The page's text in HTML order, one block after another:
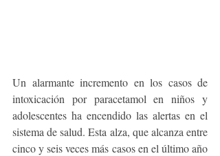
Un alarmante incremento en los casos de
intoxicación por paracetamol en niños y
adolescentes ha encendido las alertas en el
sistema de salud. Esta alza, que alcanza entre
cinco y seis veces más casos en el último año